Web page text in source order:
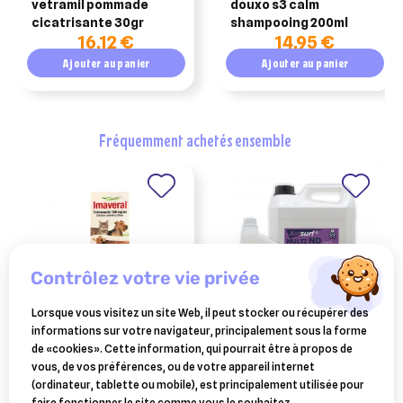
vetramil pommade
cicatrisante 30gr
16,12 €
Ajouter au panier
douxo s3 calm
shampooing 200ml
14,95 €
Ajouter au panier
fréquemment achetés ensemble
AUDEVARD
imaveral antimycosique
cutané chien, chat,
chevaux (100ml)
35,24 €
AXIENCE
axisurf multi nd 1l
28 €
contrôlez votre vie privée
Lorsque vous visitez un site Web, il peut stocker ou récupérer des
informations sur votre navigateur, principalement sous la forme
de «cookies». Cette information, qui pourrait être à propos de
vous, de vos préférences, ou de votre appareil internet
(ordinateur, tablette ou mobile), est principalement utilisée pour